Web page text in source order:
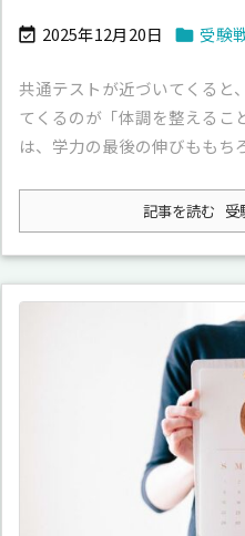
 2025年12月20日  受験
共通テストが近づいてくると
てくるのが「体調を整えるこ
は、学力の最後の伸びももち
記事を読む 受